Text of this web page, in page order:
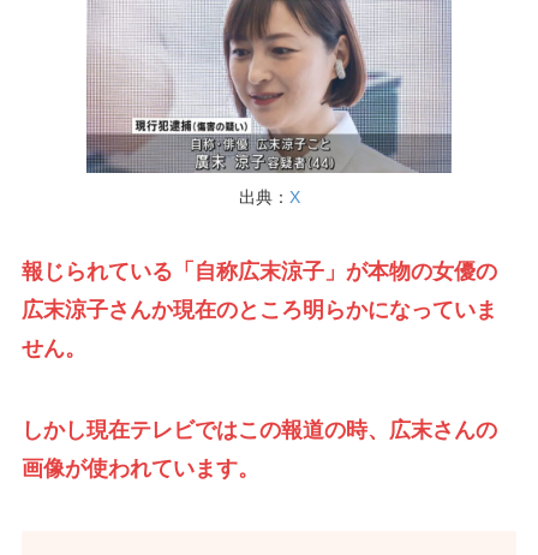
出典： X
報じられている「自称広末涼子」が本物の女優の
広末涼子さんか現在のところ明らかになっていま
せん。
しかし現在テレビではこの報道の時、広末さんの
画像が使われています。